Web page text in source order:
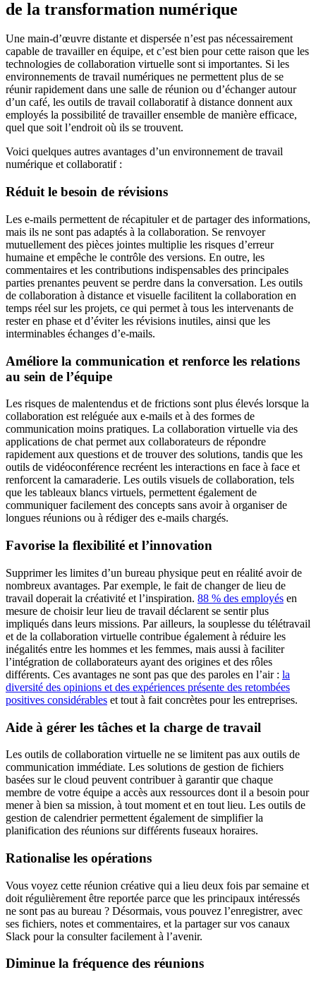
de la transformation numérique
Une main-d’œuvre distante et dispersée n’est pas nécessairement
capable de travailler en équipe, et c’est bien pour cette raison que les
technologies de collaboration virtuelle sont si importantes. Si les
environnements de travail numériques ne permettent plus de se
réunir rapidement dans une salle de réunion ou d’échanger autour
d’un café, les outils de travail collaboratif à distance donnent aux
employés la possibilité de travailler ensemble de manière efficace,
quel que soit l’endroit où ils se trouvent.
Voici quelques autres avantages d’un environnement de travail
numérique et collaboratif :
Réduit le besoin de révisions
Les e-mails permettent de récapituler et de partager des informations,
mais ils ne sont pas adaptés à la collaboration. Se renvoyer
mutuellement des pièces jointes multiplie les risques d’erreur
humaine et empêche le contrôle des versions. En outre, les
commentaires et les contributions indispensables des principales
parties prenantes peuvent se perdre dans la conversation. Les outils
de collaboration à distance et visuelle facilitent la collaboration en
temps réel sur les projets, ce qui permet à tous les intervenants de
rester en phase et d’éviter les révisions inutiles, ainsi que les
interminables échanges d’e-mails.
Améliore la communication et renforce les relations
au sein de l’équipe
Les risques de malentendus et de frictions sont plus élevés lorsque la
collaboration est reléguée aux e-mails et à des formes de
communication moins pratiques. La collaboration virtuelle via des
applications de chat permet aux collaborateurs de répondre
rapidement aux questions et de trouver des solutions, tandis que les
outils de vidéoconférence recréent les interactions en face à face et
renforcent la camaraderie. Les outils visuels de collaboration, tels
que les tableaux blancs virtuels, permettent également de
communiquer facilement des concepts sans avoir à organiser de
longues réunions ou à rédiger des e-mails chargés.
Favorise la flexibilité et l’innovation
Supprimer les limites d’un bureau physique peut en réalité avoir de
nombreux avantages. Par exemple, le fait de changer de lieu de
travail doperait la créativité et l’inspiration. 88 % des employés en
mesure de choisir leur lieu de travail déclarent se sentir plus
impliqués dans leurs missions. Par ailleurs, la souplesse du télétravail
et de la collaboration virtuelle contribue également à réduire les
inégalités entre les hommes et les femmes, mais aussi à faciliter
l’intégration de collaborateurs ayant des origines et des rôles
différents. Ces avantages ne sont pas que des paroles en l’air : la
diversité des opinions et des expériences présente des retombées
positives considérables et tout à fait concrètes pour les entreprises.
Aide à gérer les tâches et la charge de travail
Les outils de collaboration virtuelle ne se limitent pas aux outils de
communication immédiate. Les solutions de gestion de fichiers
basées sur le cloud peuvent contribuer à garantir que chaque
membre de votre équipe a accès aux ressources dont il a besoin pour
mener à bien sa mission, à tout moment et en tout lieu. Les outils de
gestion de calendrier permettent également de simplifier la
planification des réunions sur différents fuseaux horaires.
Rationalise les opérations
Vous voyez cette réunion créative qui a lieu deux fois par semaine et
doit régulièrement être reportée parce que les principaux intéressés
ne sont pas au bureau ? Désormais, vous pouvez l’enregistrer, avec
ses fichiers, notes et commentaires, et la partager sur vos canaux
Slack pour la consulter facilement à l’avenir.
Diminue la fréquence des réunions